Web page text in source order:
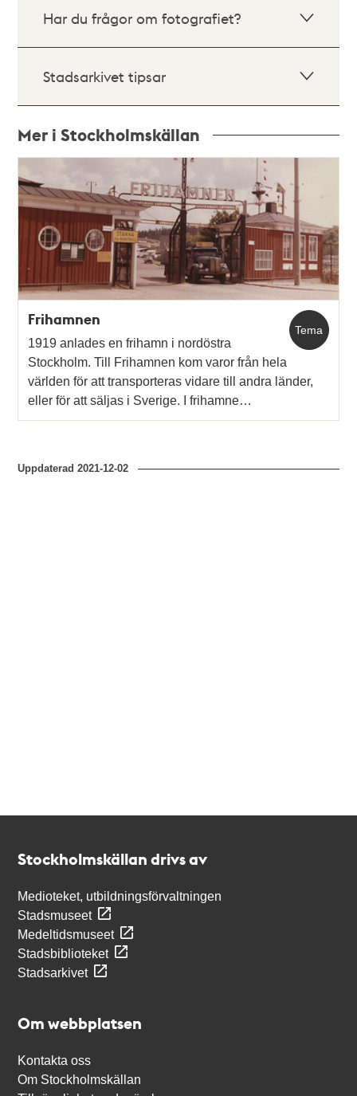
Har du frågor om fotografiet?
Stadsarkivet tipsar
Mer i Stockholmskällan
poster
och
teman
Tema
Frihamnen
1919 anlades en frihamn i nordöstra
Stockholm. Till Frihamnen kom varor från hela
världen för att transporteras vidare till andra länder,
eller för att säljas i Sverige. I frihamne…
Uppdaterad2021-12-02
Stockholmskällan drivs av
Medioteket, utbildningsförvaltningen
Stadsmuseet
Medeltidsmuseet
Stadsbiblioteket
Stadsarkivet
Om webbplatsen
Kontakta oss
Om Stockholmskällan